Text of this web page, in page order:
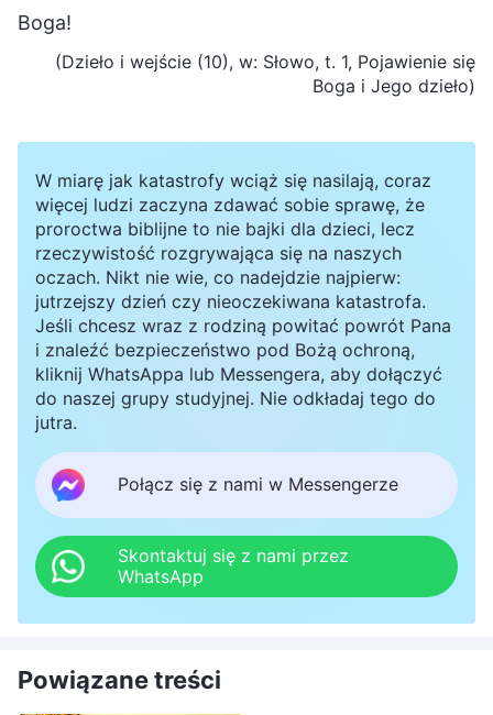
Boga!
(Dzieło i wejście (10), w: Słowo, t. 1, Pojawienie się
Boga i Jego dzieło)
W miarę jak katastrofy wciąż się nasilają, coraz
więcej ludzi zaczyna zdawać sobie sprawę, że
proroctwa biblijne to nie bajki dla dzieci, lecz
rzeczywistość rozgrywająca się na naszych
oczach. Nikt nie wie, co nadejdzie najpierw:
jutrzejszy dzień czy nieoczekiwana katastrofa.
Jeśli chcesz wraz z rodziną powitać powrót Pana
i znaleźć bezpieczeństwo pod Bożą ochroną,
kliknij WhatsAppa lub Messengera, aby dołączyć
do naszej grupy studyjnej. Nie odkładaj tego do
jutra.
Połącz się z nami w Messengerze
Skontaktuj się z nami przez
WhatsApp
Powiązane treści